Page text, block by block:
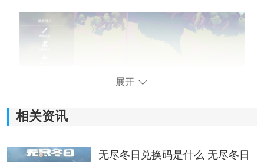
以选择直线或是圆形交界，调换两边战队的位置。
展开
相关资讯
无尽冬日兑换码是什么 无尽冬日